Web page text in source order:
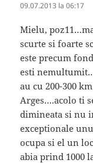
09.07.2013 la 06:17
Mielu,
scurte si foarte
este precum
esti
au cu 200-300
Arges….acolo ti
dimineata si nu
exceptionale
ocupa si el un
abia prind 1000